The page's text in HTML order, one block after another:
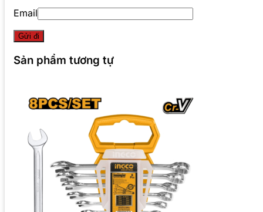
Email
Sản phẩm tương tự